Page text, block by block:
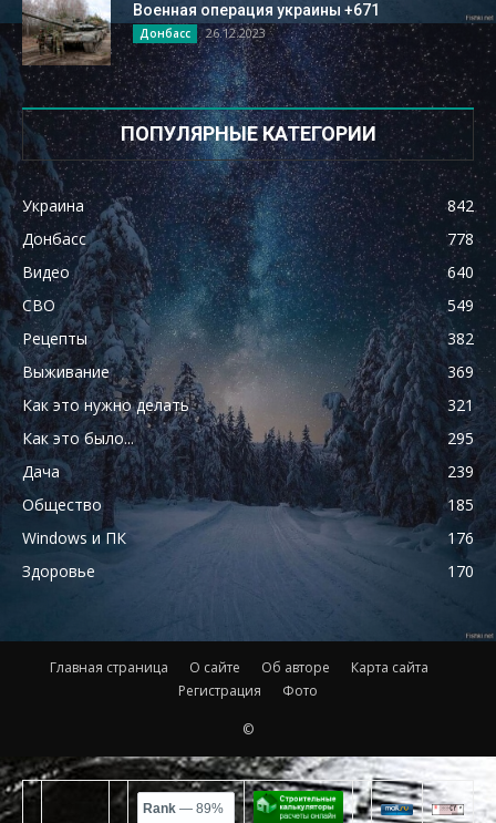
Военная операция украины +671
Донбасс 26.12.2023
ПОПУЛЯРНЫЕ КАТЕГОРИИ
Украина
842
Донбасс
778
Видео
640
СВО
549
Рецепты
382
Выживание
369
Как это нужно делать
321
Как это было...
295
Дача
239
Общество
185
Windows и ПК
176
Здоровье
170
Главная страница О сайте Об авторе
Карта сайта
Регистрация
Фото
©
Rank — 89%